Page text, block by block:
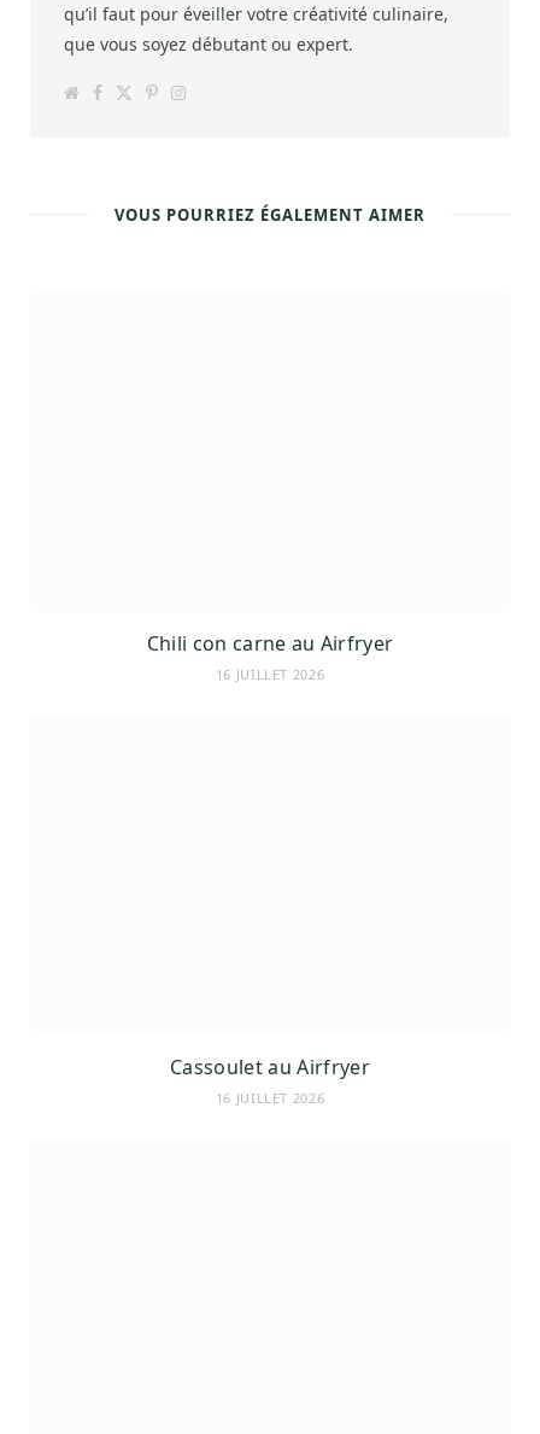
qu’il faut pour éveiller votre créativité culinaire,
que vous soyez débutant ou expert.
F
P
s
t
I
a
m
VOUS POURRIEZ ÉGALEMENT AIMER
Chili con carne au Airfryer
16 JUILLET 2026
Cassoulet au Airfryer
16 JUILLET 2026